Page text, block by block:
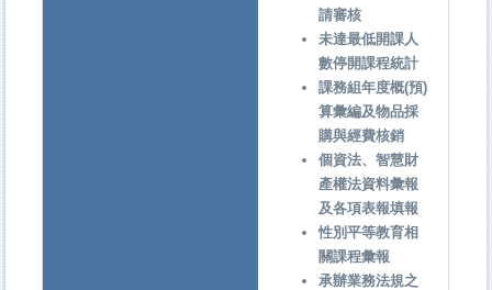
請審核
未達最低開課人
數停開課程統計
課務組年度概(預)
算彙編及物品採
購與經費核銷
個資法、智慧財
產權法資料彙報
及各項表報填報
性別平等教育相
關課程彙報
承辦業務法規之